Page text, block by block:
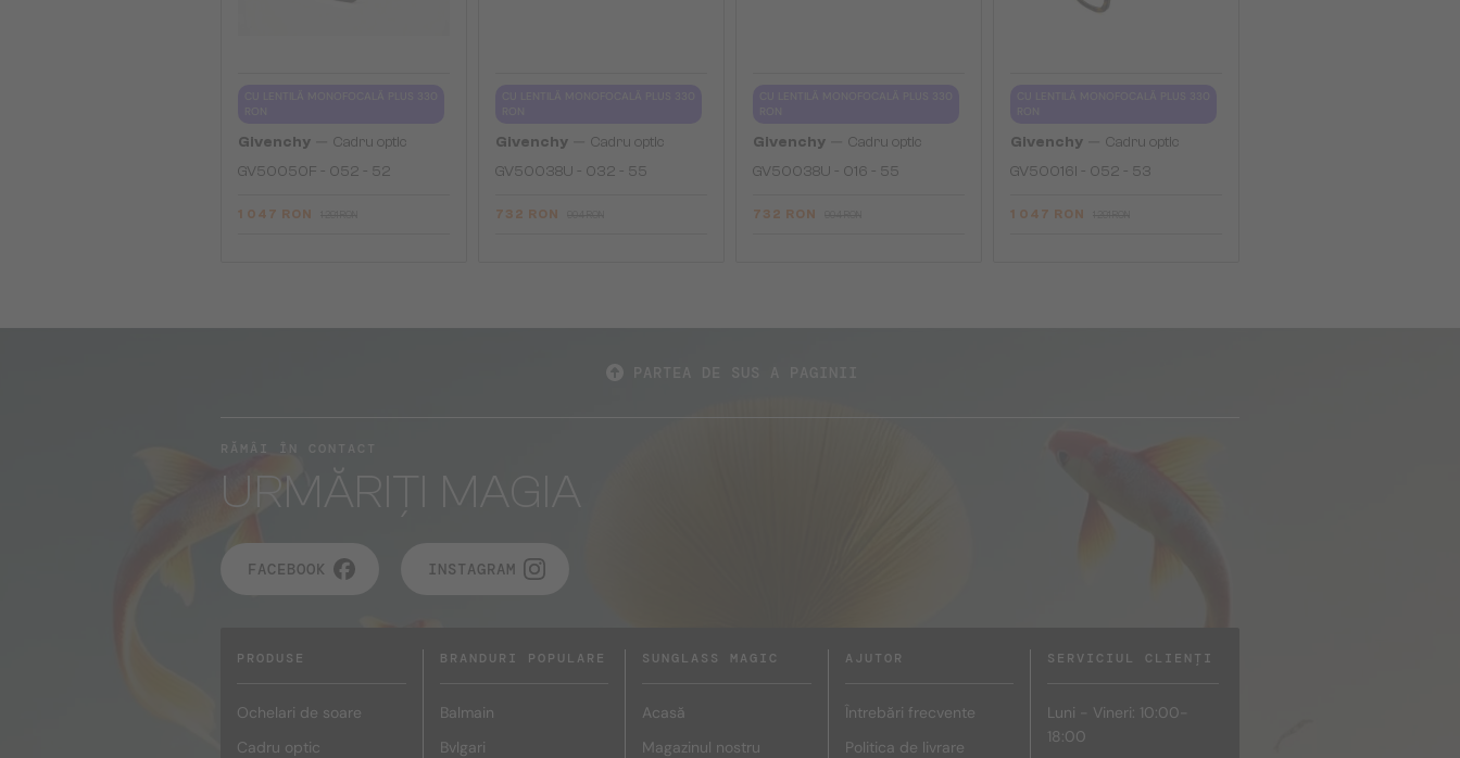
Givenchy
Cadru optic
GV50050F - 052 - 52
1 047 RON
Givenchy
Cadru optic
GV50038U - 032 - 55
732 RON
Givenchy
Cadru optic
GV50038U - 016 - 55
732 RON
Givenchy
Cadru optic
GV50016I - 052 - 53
1 047 RON
RĂMÂI ÎN CONTACT
URMĂRIȚI MAGIA
FACEBOOK INSTAGRAM
PRODUSE
Ochelari de soare
Cadru optic
BRANDURI POPULARE
Balmain
Bvlgari
SUNGLASS MAGIC
Acasă
Magazinul nostru
AJUTOR
Întrebări frecvente
Politica de livrare
SERVICIUL CLIENȚI
Luni - Vineri: 10:00-
18:00